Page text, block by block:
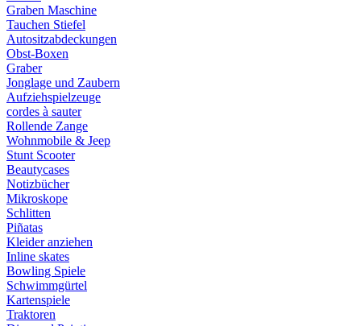
Graben Maschine
Tauchen Stiefel
Autositzabdeckungen
Obst-Boxen
Graber
Jonglage und Zaubern
Aufziehspielzeuge
cordes à sauter
Rollende Zange
Wohnmobile & Jeep
Stunt Scooter
Beautycases
Notizbücher
Mikroskope
Schlitten
Piñatas
Kleider anziehen
Inline skates
Bowling Spiele
Schwimmgürtel
Kartenspiele
Traktoren